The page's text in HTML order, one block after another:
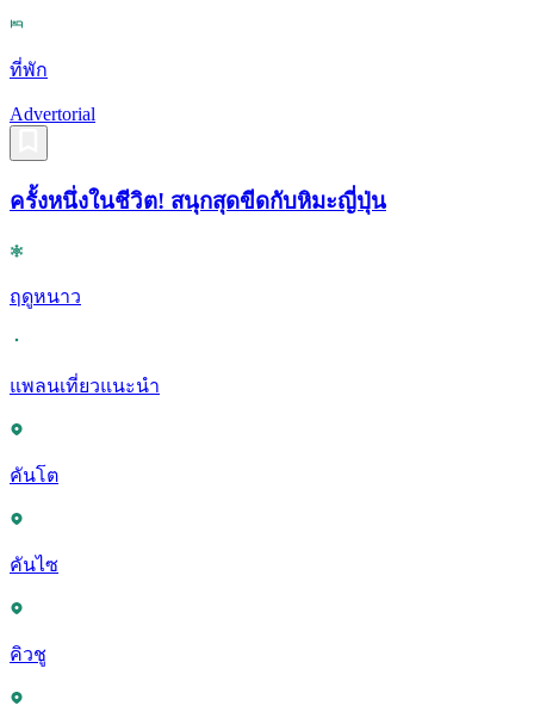
ที่พัก
Advertorial
ครั้งหนึ่งในชีวิต! สนุกสุดขีดกับหิมะญี่ปุ่น
ฤดูหนาว
แพลนเที่ยวแนะนำ
คันโต
คันไซ
คิวชู